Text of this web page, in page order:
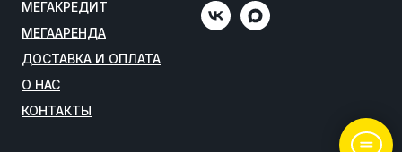
МЕГАКРЕДИТ
МЕГААРЕНДА
ДОСТАВКА И ОПЛАТА
О НАС
КОНТАКТЫ